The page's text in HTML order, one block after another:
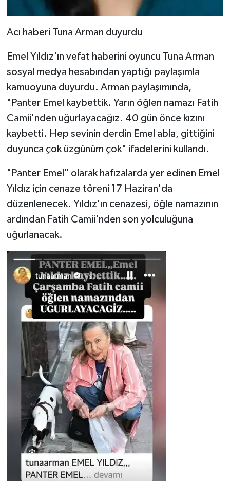
Acı haberi Tuna Arman duyurdu
Emel Yıldız'ın vefat haberini oyuncu Tuna Arman
sosyal medya hesabından yaptığı paylaşımla
kamuoyuna duyurdu. Arman paylaşımında,
"Panter Emel kaybettik. Yarın öğlen namazı Fatih
Camii'nden uğurlayacağız. 40 gün önce kızını
kaybetti. Hep sevinin derdin Emel abla, gittiğini
duyunca çok üzgünüm çok" ifadelerini kullandı.
"Panter Emel" olarak hafızalarda yer edinen Emel
Yıldız için cenaze töreni 17 Haziran'da
düzenlenecek. Yıldız'ın cenazesi, öğle namazının
ardından Fatih Camii'nden son yolculuğuna
uğurlanacak.